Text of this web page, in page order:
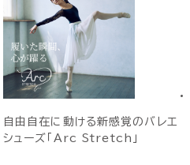
自由自在に動ける新感覚のバレエ
シューズ「Arc Stretch」